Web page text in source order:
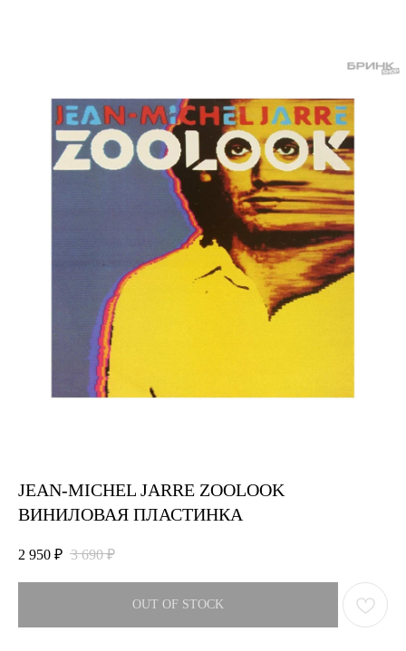
JEAN-MICHEL JARRE ZOOLOOK
ВИНИЛОВАЯ ПЛАСТИНКА
2 950 ₽ 3 690 ₽
OUT OF STOCK